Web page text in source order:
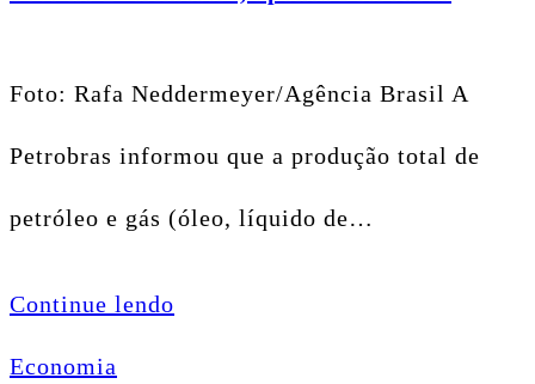
Foto: Rafa Neddermeyer/Agência Brasil A
Petrobras informou que a produção total de
petróleo e gás (óleo, líquido de…
Continue lendo
Economia